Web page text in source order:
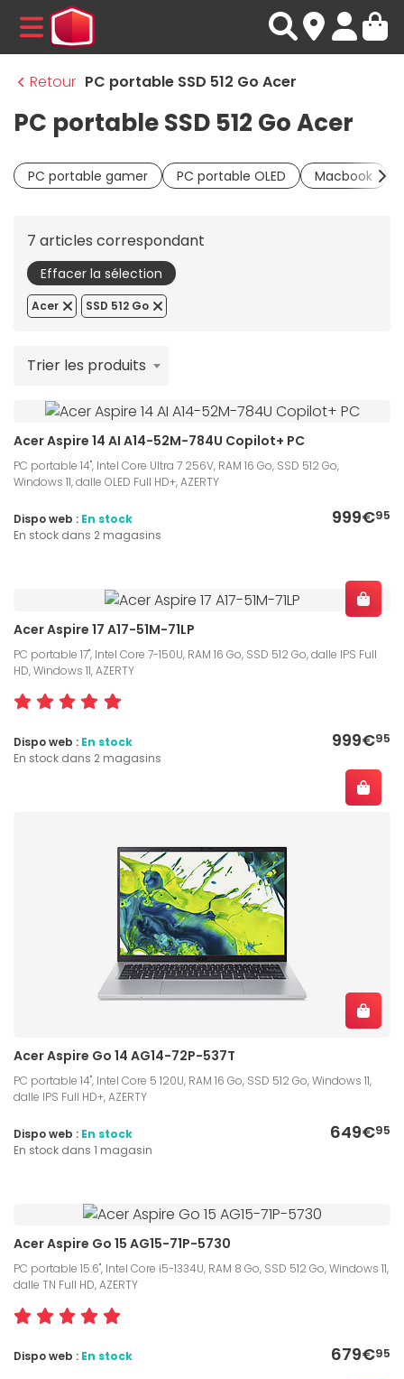
MENU
Retour PC portable SSD 512 Go Acer
PC portable SSD 512 Go Acer
PC portable gamer PC portable OLED Macbook
7 articles correspondant
Effacer la sélection
Acer SSD 512 Go
Trier les produits
Acer Aspire 14 AI A14-52M-784U Copilot+ PC
PC portable 14", Intel Core Ultra 7 256V, RAM 16 Go, SSD 512 Go,
Windows 11, dalle OLED Full HD+, AZERTY
999€95
Dispo web : En stock
En stock dans 2 magasins
Acer Aspire 17 A17-51M-71LP
PC portable 17", Intel Core 7-150U, RAM 16 Go, SSD 512 Go, dalle IPS Full
HD, Windows 11, AZERTY
999€95
Dispo web : En stock
En stock dans 2 magasins
Acer Aspire Go 14 AG14-72P-537T
PC portable 14", Intel Core 5 120U, RAM 16 Go, SSD 512 Go, Windows 11,
dalle IPS Full HD+, AZERTY
649€95
Dispo web : En stock
En stock dans 1 magasin
Acer Aspire Go 15 AG15-71P-5730
PC portable 15.6", Intel Core i5-1334U, RAM 8 Go, SSD 512 Go, Windows 11,
dalle TN Full HD, AZERTY
679€95
Dispo web : En stock